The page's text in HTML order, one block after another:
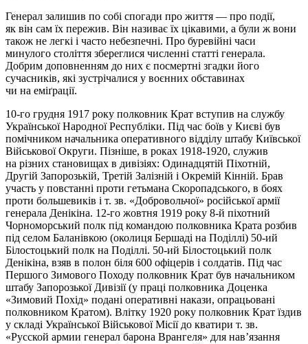
Генерал залишив по собі спогади про життя — про події,
як він сам їх пережив. Він називає їх цікавими, а були ж вони
також не легкі і часто небезпечні. Про буревійні часи
минулого століття збереглися численні статті генерала.
Добрим доповненням до них є посмертні згадки його
сучасників, які зустрічалися у воєнних обставинах
чи на еміґрації.
10-го грудня 1917 року полковник Крат вступив на службу
Української Народної Республіки. Під час боїв у Києві був
помічником начальника оперативного відділу штабу Київської
Військової Округи. Пізніше, в роках 1918-1920, служив
на різних становищах в дивізіях: Одинадцятій Піхотній,
Другій Запорозькій, Третій Залізній і Окремій Кінній. Брав
участь у повстанні проти гетьмана Скоропадського, в боях
проти большевиків і т. зв. «Добровольчої» російської армії
генерала Денікіна. 12-го жовтня 1919 року 8-й піхотний
Чорноморський полк під командою полковника Крата розбив
під селом Баланівкою (околиця Бершаді на Поділлі) 50-ий
Білостоцький полк на Поділлі. 50-ий Білостоцький полк
Денікіна, взяв в полон біля 600 офіцерів і солдатів. Під час
Першого Зимового Походу полковник Крат був начальником
штабу Запорозької Дивізії (у праці полковника Доценка
«Зимовий Похід» подані оперативні накази, опрацьовані
полковником Кратом). Влітку 1920 року полковник Крат їздив
у складі Української Військо­вої Місії до кватири т. зв.
«Русской армии генерал барона Врангеля» для нав’язання